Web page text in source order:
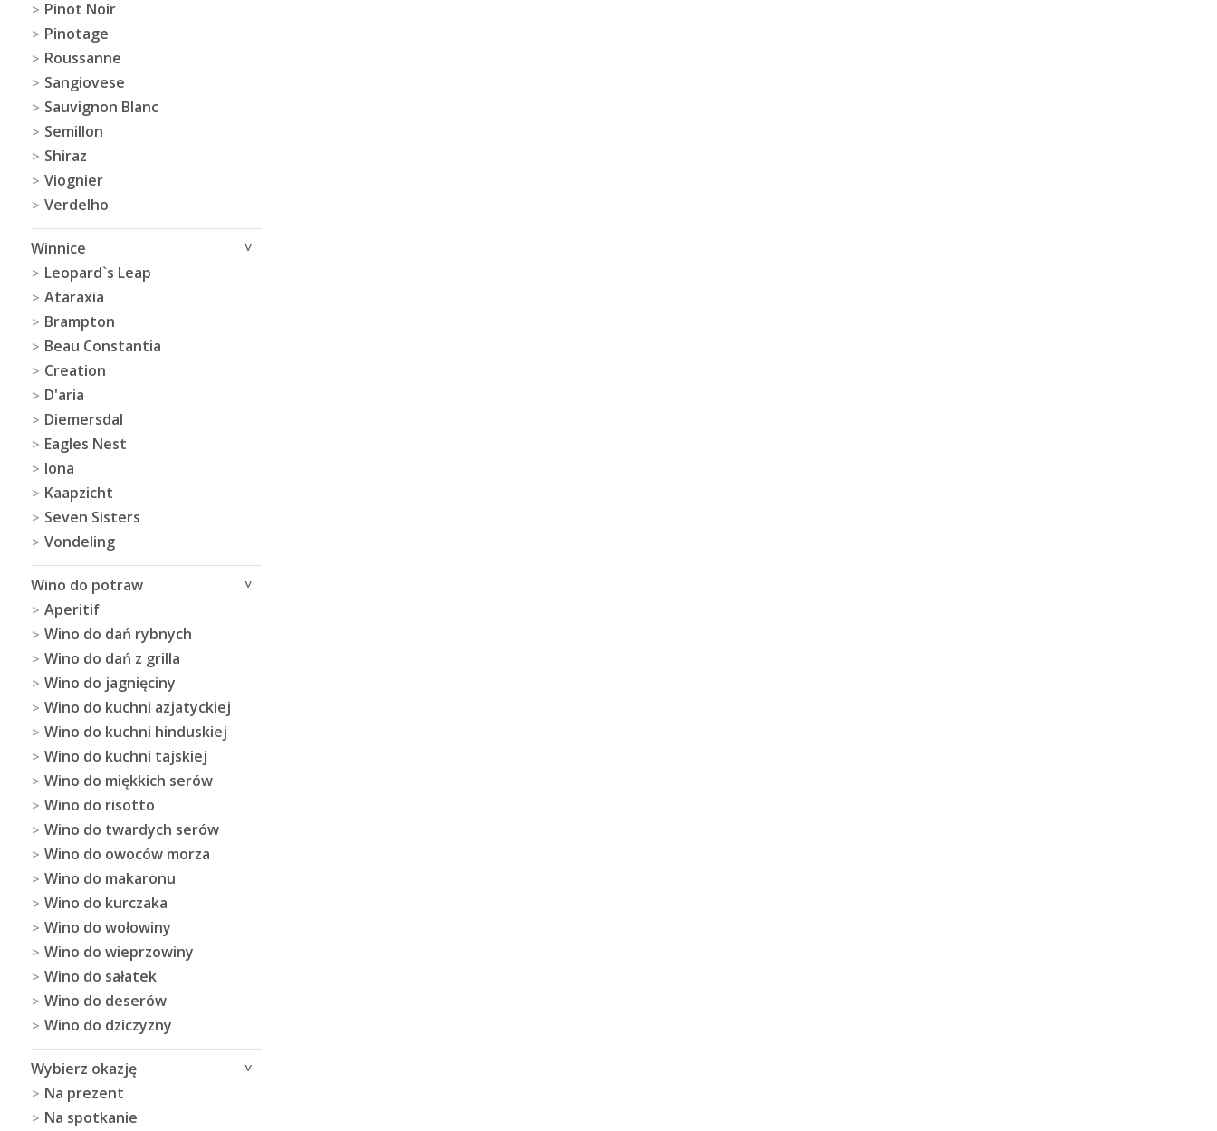
Pinot Noir
Pinotage
Roussanne
Sangiovese
Sauvignon Blanc
Semillon
Shiraz
Viognier
Verdelho
Winnice
Leopard`s Leap
Ataraxia
Brampton
Beau Constantia
Creation
D'aria
Diemersdal
Eagles Nest
Iona
Kaapzicht
Seven Sisters
Vondeling
Wino do potraw
Aperitif
Wino do dań rybnych
Wino do dań z grilla
Wino do jagnięciny
Wino do kuchni azjatyckiej
Wino do kuchni hinduskiej
Wino do kuchni tajskiej
Wino do miękkich serów
Wino do risotto
Wino do twardych serów
Wino do owoców morza
Wino do makaronu
Wino do kurczaka
Wino do wołowiny
Wino do wieprzowiny
Wino do sałatek
Wino do deserów
Wino do dziczyzny
Wybierz okazję
Na prezent
Na spotkanie